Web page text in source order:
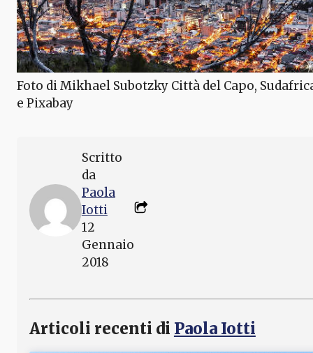
Foto di Mikhael Subotzky Città del Capo,
e Pixabay
Scritto
da
Paola
Iotti
12
Gennaio
2018
Articoli recenti di Paola Iotti